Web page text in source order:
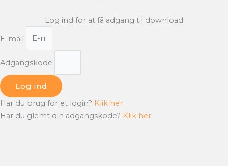
Log ind for at få adgang til download
E-mail
Adgangskode
Log ind
Har du brug for et login? Klik her
Har du glemt din adgangskode? Klik her